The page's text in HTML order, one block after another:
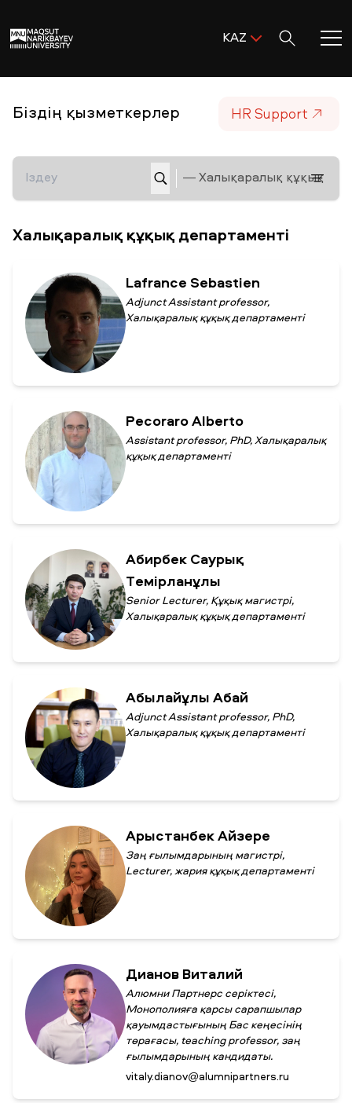
KAZ
RUS
Басты бет
Академиялық өмір
Зерттеу және ғылым
Оқуға қабылдау және қолдау
MNU тынысы
ТҮЛЕКТЕР ENDOWMENT
ENG KAZ RUS
Біздің қызметкерлер HR Support
Халықаралық құқық департаменті
Lafrance Sébastien
Adjunct Assistant professor,
Халықаралық құқық департаменті
Pecoraro Alberto
Assistant professor, PhD, Халықаралық
құқық департаменті
Абирбек Саурық
Темірланұлы
Senior Lecturer, Құқық магистрі,
Халықаралық құқық департаменті
Абылайұлы Абай
Adjunct Assistant professor, PhD,
Халықаралық құқық департаменті
Арыстанбек Айзере
Заң ғылымдарының магистрі,
Lecturer, жария құқық департаменті
Дианов Виталий
Алюмни Партнерс серіктесі,
Монополияға қарсы сарапшылар
қауымдастығының Бас кеңесінің
төрағасы, teaching professor, заң
ғылымдарының кандидаты.
vitaly.dianov@alumnipartners.ru